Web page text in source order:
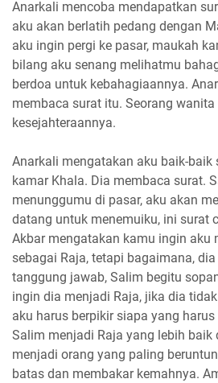
Anarkali mencoba mendapatkan
aku akan berlatih pedang dengan
aku ingin pergi ke pasar, maukah
bilang aku senang melihatmu
berdoa untuk kebahagiaannya.
membaca surat itu. Seorang
kesejahteraannya.
Anarkali mengatakan aku baik-baik
kamar Khala. Dia membaca surat.
menunggumu di pasar, aku akan
datang untuk menemuiku, ini surat
Akbar mengatakan kamu ingin aku
sebagai Raja, tetapi bagaimana,
tanggung jawab, Salim begitu
ingin dia menjadi Raja, jika dia
aku harus berpikir siapa yang
Salim menjadi Raja yang lebih baik
menjadi orang yang paling
batas dan membakar kemahnya.